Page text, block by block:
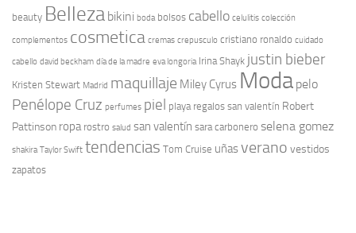
beauty Belleza bikini boda bolsos cabello celulitis colección
complementos cosmetica cremas crepusculo cristiano ronaldo cuidado
cabello david beckham día de la madre eva longoria Irina Shayk justin bieber
Kristen Stewart Madrid maquillaje Miley Cyrus Moda pelo
Penélope Cruz perfumes piel playa regalos san valentín Robert
Pattinson ropa rostro salud san valentín sara carbonero selena gomez
shakira Taylor Swift tendencias Tom Cruise uñasverano vestidos
zapatos